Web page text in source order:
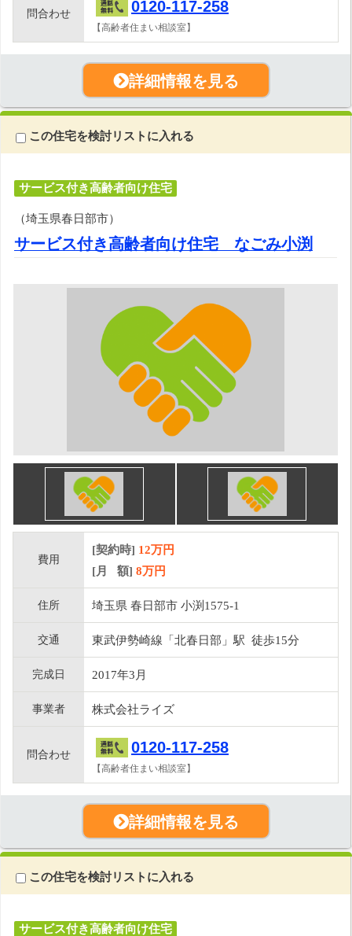
問合わせ 0120-117-258
【高齢者住まい相談室】
詳細情報を見る
この住宅を検討リストに入れる
サービス付き高齢者向け住宅
（埼玉県春日部市）
サービス付き高齢者向け住宅 なごみ小渕
費用
[契約時] 12万円
[月 額] 8万円
住所 埼玉県 春日部市 小渕1575-1
交通 東武伊勢崎線「北春日部」駅 徒歩15分
完成日 2017年3月
事業者 株式会社ライズ
問合わせ 0120-117-258
【高齢者住まい相談室】
詳細情報を見る
この住宅を検討リストに入れる
サービス付き高齢者向け住宅